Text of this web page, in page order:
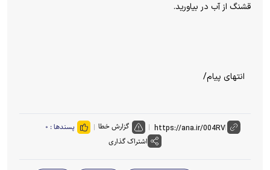
قشنگ از آب در بیاورید.
انتهای پیام/
گزارش خطا پسندها : ۰
اشتراک گذاری